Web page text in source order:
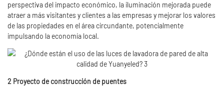
perspectiva del impacto económico, la iluminación mejorada puede
atraer a más visitantes y clientes a las empresas y mejorar los valores
de las propiedades en el área circundante, potencialmente
impulsando la economía local.
2 Proyecto de construcción de puentes